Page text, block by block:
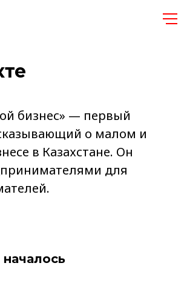
бизнес» — первый
о малом и
в Казахстане. Он
для
началось